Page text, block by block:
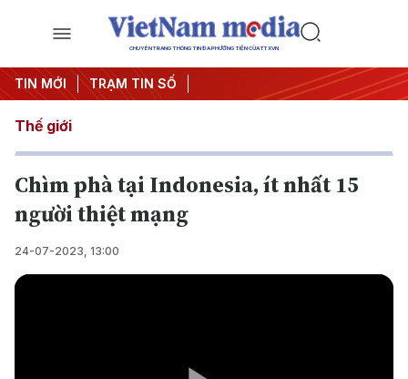
CHUYÊN TRANG THÔNG TIN ĐA PHƯƠNG TIỆN CỦA TTXVN
TIN MỚI TRẠM TIN SỐ
Thế giới
Chìm phà tại Indonesia, ít nhất 15
người thiệt mạng
24-07-2023, 13:00